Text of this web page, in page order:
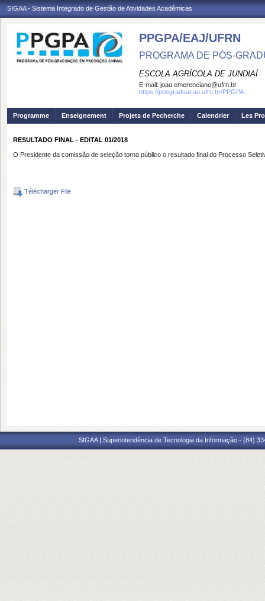
SIGAA - Sistema Integrado de Gestão de Atividades Acadêmicas
PPGPA/EAJ/UFRN
PROGRAMA DE PÓS-
ESCOLA AGRÍCOLA DE JUNDIAÍ
E-mail: joao.emerenciano@ufrn.br
https://posgraduacao.ufrn.br/PPGPA
Programme Enseignement Projets de Pecherche Calendrier Les
RESULTADO FINAL - EDITAL 01/2018
O Presidente da comissão de seleção torna público o resultado final do Processo
Télécharger File
SIGAA | Superintendência de Tecnologia da Informação - (84)